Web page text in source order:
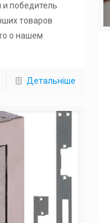
победитель
товаров
о нашем
Детальніше